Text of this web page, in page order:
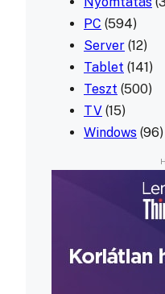
PC (594)
Server (12)
Tablet (141)
Teszt (500)
TV (15)
Windows (96)